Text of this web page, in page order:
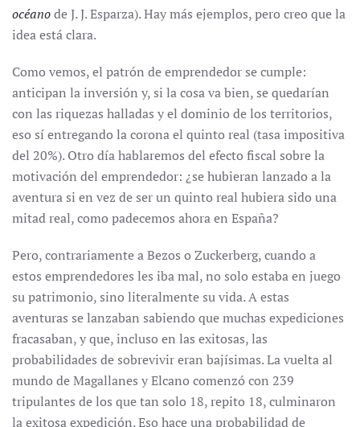
océanode J. J. Esparza). Hay más ejemplos, pero creo que la
idea está clara.
Como vemos, el patrón de emprendedor se cumple:
anticipan la inversión y, si la cosa va bien, se quedarían
con las riquezas halladas y el dominio de los territorios,
eso sí entregando la corona el quinto real (tasa impositiva
del 20%). Otro día hablaremos del efecto fiscal sobre la
motivación del emprendedor: ¿se hubieran lanzado a la
aventura si en vez de ser un quinto real hubiera sido una
mitad real, como padecemos ahora en España?
Pero, contrariamente a Bezos o Zuckerberg, cuando a
estos emprendedores les iba mal, no solo estaba en juego
su patrimonio, sino literalmente su vida. A estas
aventuras se lanzaban sabiendo que muchas expediciones
fracasaban, y que, incluso en las exitosas, las
probabilidades de sobrevivir eran bajísimas. La vuelta al
mundo de Magallanes y Elcano comenzó con 239
tripulantes de los que tan solo 18, repito 18, culminaron
la exitosa expedición. Eso hace una probabilidad de